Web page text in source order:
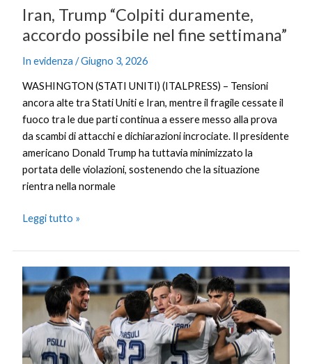
Iran, Trump “Colpiti duramente,
accordo possibile nel fine settimana”
In evidenza /Giugno 3, 2026
WASHINGTON (STATI UNITI) (ITALPRESS) – Tensioni
ancora alte tra Stati Uniti e Iran, mentre il fragile cessate il
fuoco tra le due parti continua a essere messo alla prova
da scambi di attacchi e dichiarazioni incrociate. Il presidente
americano Donald Trump ha tuttavia minimizzato la
portata delle violazioni, sostenendo che la situazione
rientra nella normale
Leggi tutto »
L’Italia
di
Baldini
vince
1-
0